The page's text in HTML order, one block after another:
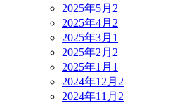
2025年5月 2
2025年4月 2
2025年3月 1
2025年2月 2
2025年1月 1
2024年12月 2
2024年11月 2